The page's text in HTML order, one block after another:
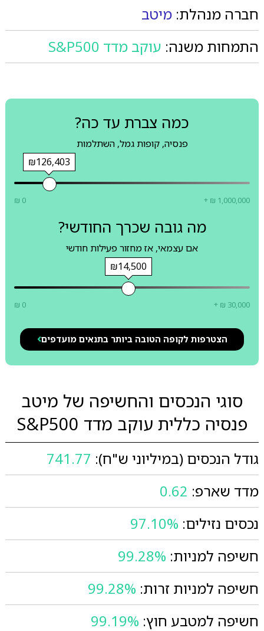
חברה מנהלת: מיטב
התמחות משנה: עוקב מדד S&P500
כמה צברת עד כה?
פנסיה, קופות גמל, השתלמות
₪126,403
₪ 0 + ₪ 1,000,000
מה גובה שכרך החודשי?
אם עצמאי, אז מחזור פעילות חודשי
₪14,500
₪ 0 + ₪ 30,000
הצטרפות לקופה הטובה ביותר בתנאים מועדפים
סוגי הנכסים והחשיפה של מיטב
פנסיה כללית עוקב מדד S&P500
גודל הנכסים (במיליוני ש"ח): 741.77
מדד שארפ: 0.62
נכסים נזילים: 97.10%
חשיפה למניות: 99.28%
חשיפה למניות זרות: 99.28%
חשיפה למטבע חוץ: 99.19%